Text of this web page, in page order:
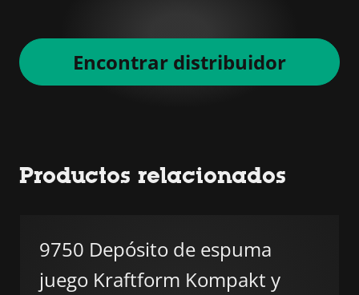
Encontrar distribuidor
Productos relacionados
9750 Depósito de espuma
juego Kraftform Kompakt y